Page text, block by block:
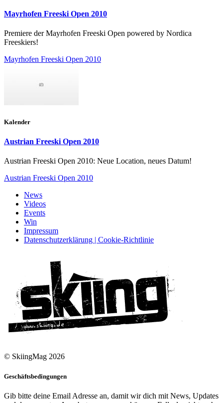
Mayrhofen Freeski Open 2010
Premiere der Mayrhofen Freeski Open powered by Nordica
Freeskiers!
Mayrhofen Freeski Open 2010
Kalender
Austrian Freeski Open 2010
Austrian Freeski Open 2010: Neue Location, neues Datum!
Austrian Freeski Open 2010
News
Videos
Events
Win
Impressum
Datenschutzerklärung | Cookie-Richtlinie
© SkiingMag 2026
Geschäftsbedingungen
Gib bitte deine Email Adresse an, damit wir dich mit News, Updates